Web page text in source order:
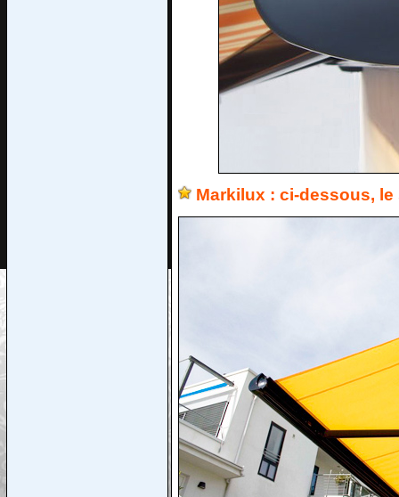
Markilux : ci-dessous,